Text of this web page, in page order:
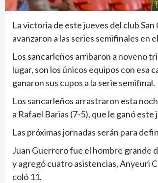
La victoria de este jueves del club
avanzaron a las series semifinales en
Los sancarleños arribaron a noveno
lugar, son los únicos equipos con esa
ganaron sus cupos a la serie semifinal.
Los sancarleños arrastraron esta
a Rafael Barias (7-5), que le ganó
Las próximas jornadas serán para
Juan Guerrero fue el hombre grande
y agregó cuatro asistencias, Anyeuri
coló 11.